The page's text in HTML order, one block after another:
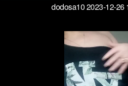
dodosa10 2023-12-26